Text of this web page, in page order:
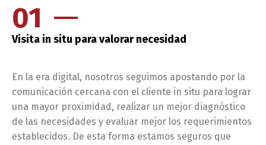
01
Visita in situ para valorar necesidad
En la era digital, nosotros seguimos apostando por la
comunicación cercana con el cliente in situ para lograr
una mayor proximidad, realizar un mejor diagnóstico
de las necesidades y evaluar mejor los requerimientos
establecidos. De esta forma estamos seguros que